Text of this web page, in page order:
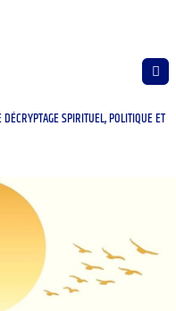
SPIRITUEL, POLITIQUE ET